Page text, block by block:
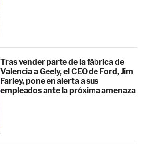
Tras vender parte de la fábrica de
Valencia a Geely, el CEO de Ford, Jim
Farley, pone en alerta a sus
empleados ante la próxima amenaza